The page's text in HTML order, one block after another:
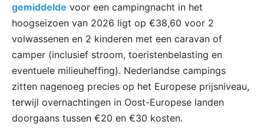
gemiddelde voor een campingnacht in het
hoogseizoen van 2026 ligt op €38,60 voor 2
volwassenen en 2 kinderen met een caravan of
camper (inclusief stroom, toeristenbelasting en
eventuele milieuheffing). Nederlandse campings
zitten nagenoeg precies op het Europese prijsniveau,
terwijl overnachtingen in Oost-Europese landen
doorgaans tussen €20 en €30 kosten.